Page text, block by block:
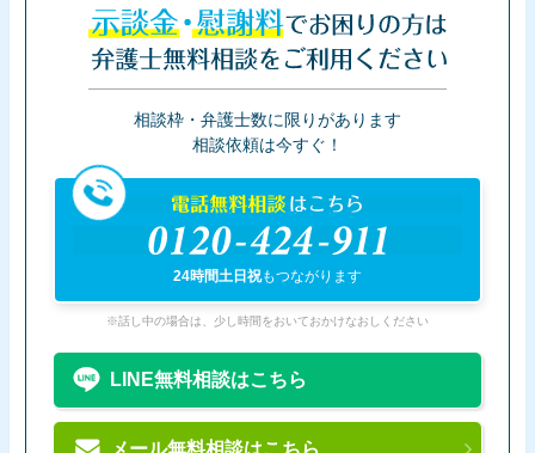
示談金・慰謝料でお困りの方は
弁護士無料相談をご利用ください
相談枠・弁護士数に限りがあります
相談依頼は今すぐ！
電話無料相談はこちら
0120-424-911
24時間土日祝もつながります
※話し中の場合は、少し時間をおいておかけなおしください
LINE無料相談はこちら
メール無料相談はこちら